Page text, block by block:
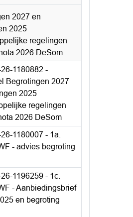
2027 en
2025
regelingen
2026 DeSom
1180882 -
Begrotingen 2027
2025
regelingen
2026 DeSom
1180007 - 1a.
- advies begroting
1196259 - 1c.
- Aanbiedingsbrief
en begroting